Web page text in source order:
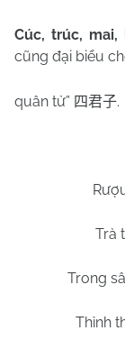
Cúc, trúc, mai,
cũng đại biểu
quân tử” 四君子.
Trà
Trong
Thỉnh